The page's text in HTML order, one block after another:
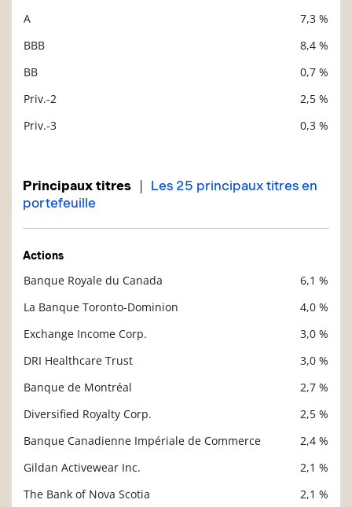
A
7,3 %
BBB
8,4 %
BB
0,7 %
Priv.-2
2,5 %
Priv.-3
0,3 %
Principaux titres | Les 25 principaux titres en
portefeuille
Actions
Banque Royale du Canada
6,1 %
La Banque Toronto-Dominion
4,0 %
Exchange Income Corp.
3,0 %
DRI Healthcare Trust
3,0 %
Banque de Montréal
2,7 %
Diversified Royalty Corp.
2,5 %
Banque Canadienne Impériale de Commerce
2,4 %
Gildan Activewear Inc.
2,1 %
The Bank of Nova Scotia
2,1 %